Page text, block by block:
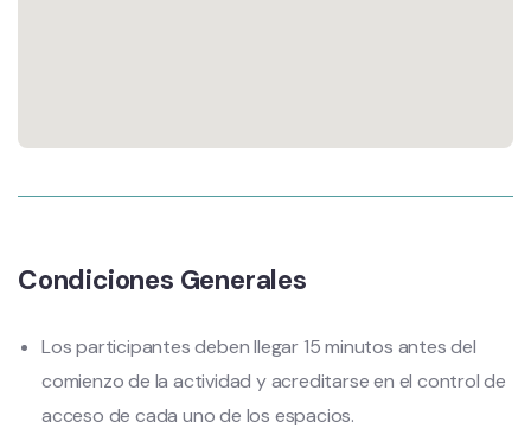
Condiciones Generales
Los participantes deben llegar 15 minutos antes del
comienzo de la actividad y acreditarse en el control de
acceso de cada uno de los espacios.